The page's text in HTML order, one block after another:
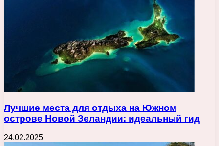
Лучшие места для отдыха на Южном
острове Новой Зеландии: идеальный гид
24.02.2025